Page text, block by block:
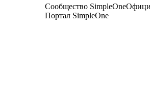
Сообщество SimpleOne
Портал SimpleOne